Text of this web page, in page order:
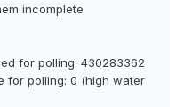
incomplete
for polling: 430283362
for polling: 0 (high water